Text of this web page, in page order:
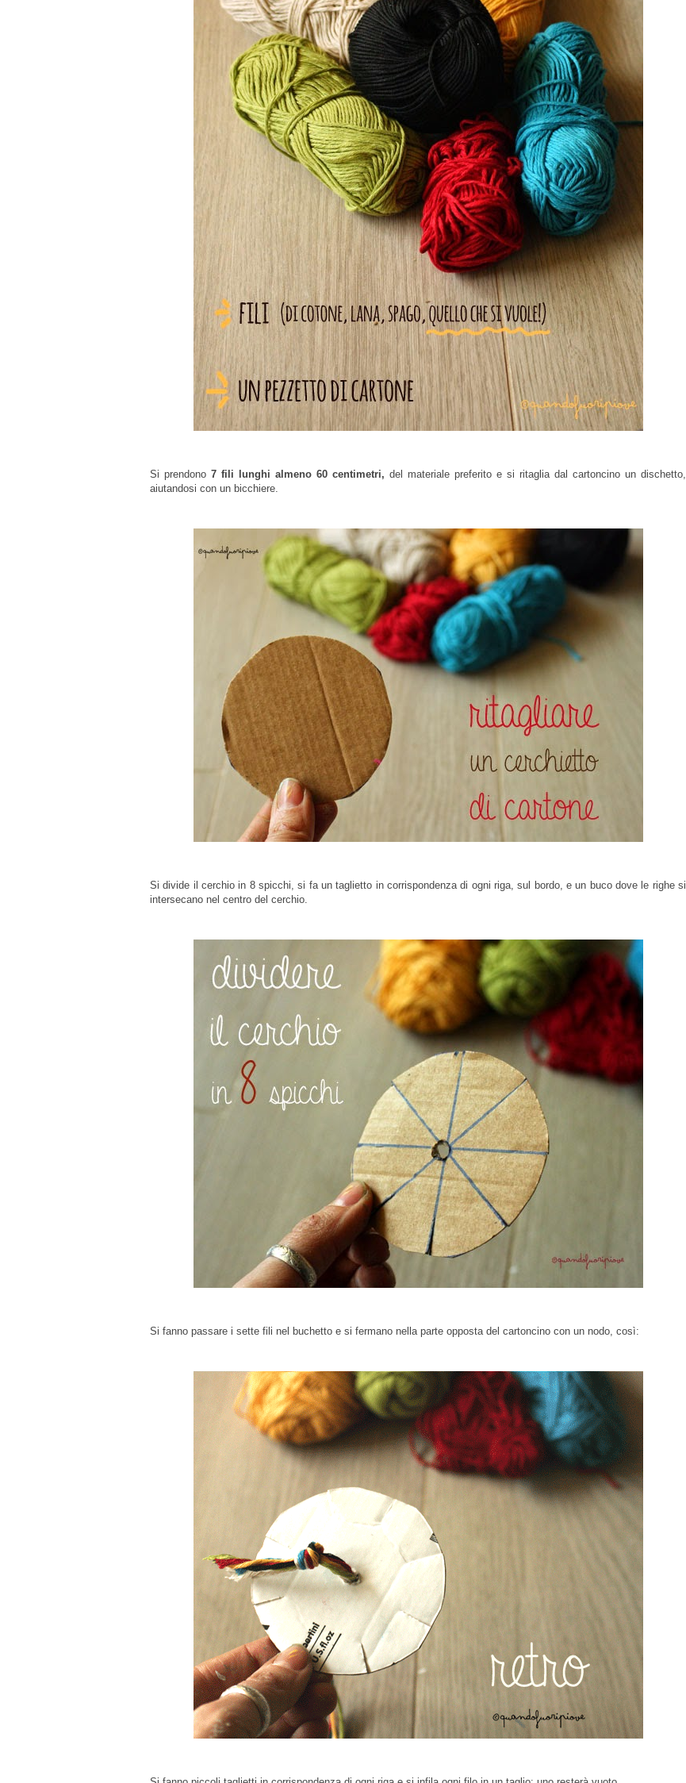
Si prendono 7 fili lunghi almeno 60 centimetri, del materiale preferito e si ritaglia dal cartoncino un dischetto,
aiutandosi con un bicchiere.
Si divide il cerchio in 8 spicchi, si fa un taglietto in corrispondenza di ogni riga, sul bordo, e un buco dove le righe si
intersecano nel centro del cerchio.
Si fanno passare i sette fili nel buchetto e si fermano nella parte opposta del cartoncino con un nodo, così: